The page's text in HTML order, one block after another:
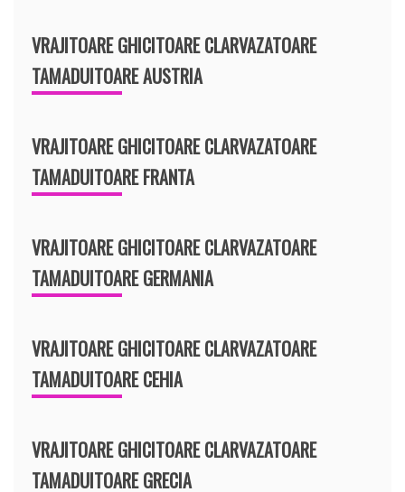
VRAJITOARE GHICITOARE CLARVAZATOARE
TAMADUITOARE AUSTRIA
VRAJITOARE GHICITOARE CLARVAZATOARE
TAMADUITOARE FRANTA
VRAJITOARE GHICITOARE CLARVAZATOARE
TAMADUITOARE GERMANIA
VRAJITOARE GHICITOARE CLARVAZATOARE
TAMADUITOARE CEHIA
VRAJITOARE GHICITOARE CLARVAZATOARE
TAMADUITOARE GRECIA